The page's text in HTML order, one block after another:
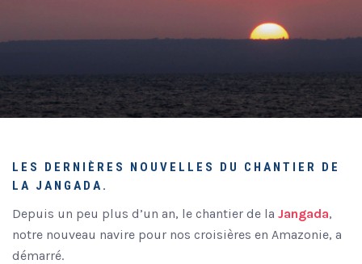
LES DERNIÈRES NOUVELLES DU CHANTIER DE
LA JANGADA.
Depuis un peu plus d’un an, le chantier de la Jangada,
notre nouveau navire pour nos croisières en Amazonie, a
démarré.